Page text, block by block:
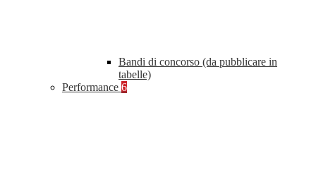
Bandi di concorso (da pubblicare in
tabelle)
Performance 6